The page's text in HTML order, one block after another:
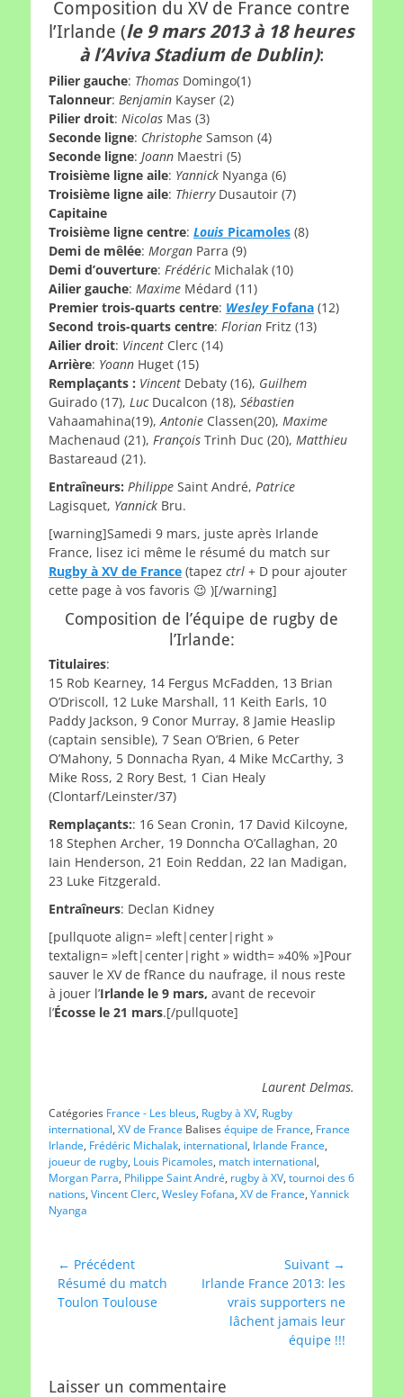
Composition du XV de France contre
l’Irlande (le 9 mars 2013 à 18 heures
à l’Aviva Stadium de Dublin):
Pilier gauche: Thomas Domingo(1)
Talonneur: Benjamin Kayser (2)
Pilier droit: Nicolas Mas (3)
Seconde ligne: Christophe Samson (4)
Seconde ligne: Joann Maestri (5)
Troisième ligne aile: Yannick Nyanga (6)
Troisième ligne aile: Thierry Dusautoir (7)
Capitaine
Troisième ligne centre: Louis Picamoles (8)
Demi de mêlée: Morgan Parra (9)
Demi d’ouverture: Frédéric Michalak (10)
Ailier gauche: Maxime Médard (11)
Premier trois-quarts centre: Wesley Fofana (12)
Second trois-quarts centre: Florian Fritz (13)
Ailier droit: Vincent Clerc (14)
Arrière: Yoann Huget (15)
Remplaçants : Vincent Debaty (16), Guilhem
Guirado (17), Luc Ducalcon (18), Sébastien
Vahaamahina(19), Antonie Classen(20), Maxime
Machenaud (21), François Trinh Duc (20), Matthieu
Bastareaud (21).
Entraîneurs: Philippe Saint André, Patrice
Lagisquet, Yannick Bru.
[warning]Samedi 9 mars, juste après Irlande
France, lisez ici même le résumé du match sur
Rugby à XV de France (tapez ctrl + D pour ajouter
cette page à vos favoris 😉 )[/warning]
Composition de l’équipe de rugby de
l’Irlande:
Titulaires:
15 Rob Kearney, 14 Fergus McFadden, 13 Brian
O’Driscoll, 12 Luke Marshall, 11 Keith Earls, 10
Paddy Jackson, 9 Conor Murray, 8 Jamie Heaslip
(captain sensible), 7 Sean O’Brien, 6 Peter
O’Mahony, 5 Donnacha Ryan, 4 Mike McCarthy, 3
Mike Ross, 2 Rory Best, 1 Cian Healy
(Clontarf/Leinster/37)
Remplaçants:: 16 Sean Cronin, 17 David Kilcoyne,
18 Stephen Archer, 19 Donncha O’Callaghan, 20
Iain Henderson, 21 Eoin Reddan, 22 Ian Madigan,
23 Luke Fitzgerald.
Entraîneurs: Declan Kidney
[pullquote align= »left|center|right »
textalign= »left|center|right » width= »40% »]Pour
sauver le XV de fRance du naufrage, il nous reste
à jouer l’Irlande le 9 mars, avant de recevoir
l’Écosse le 21 mars.[/pullquote]
Laurent Delmas.
Catégories France - Les bleus, Rugby à XV, Rugby
international, XV de France Baliseséquipe de France, France
Irlande, Frédéric Michalak, international, Irlande France,
joueur de rugby, Louis Picamoles, match international,
Morgan Parra, Philippe Saint André, rugby à XV, tournoi des 6
nations, Vincent Clerc, Wesley Fofana, XV de France, Yannick
Nyanga
Navigation
de
l’article
← Précédent
Article
précédent :
Résumé du match
Toulon Toulouse
Suivant →
Article
suivant :
Irlande France 2013: les
vrais supporters ne
lâchent jamais leur
équipe !!!
Laisser un commentaire